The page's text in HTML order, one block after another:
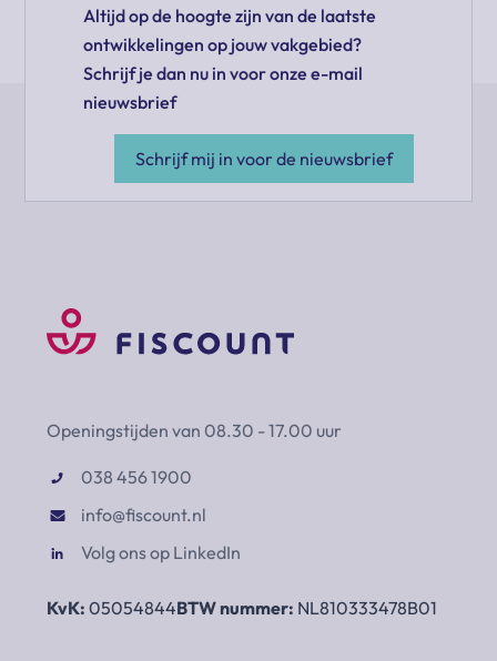
Altijd op de hoogte zijn van de laatste
ontwikkelingen op jouw vakgebied?
Schrijf je dan nu in voor onze e-mail
nieuwsbrief
Schrijf mij in voor de nieuwsbrief
Openingstijden van 08.30 - 17.00 uur
038 456 1900
info@fiscount.nl
Volg ons op LinkedIn
KvK:05054844BTW nummer: NL810333478B01